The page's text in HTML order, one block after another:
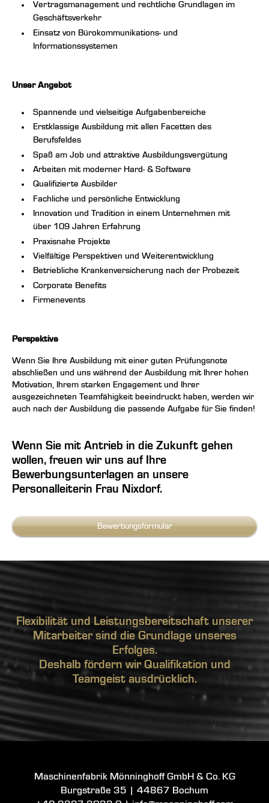
Vertragsmanagement und rechtliche Grundlagen im
Geschäftsverkehr
Einsatz von Bürokommunikations- und
Informationssystemen
Unser Angebot
Spannende und vielseitige Aufgabenbereiche
Erstklassige Ausbildung mit allen Facetten des
Berufsfeldes
Spaß am Job und attraktive Ausbildungsvergütung
Arbeiten mit moderner Hard- & Software
Qualifizierte Ausbilder
Fachliche und persönliche Entwicklung
Innovation und Tradition in einem Unternehmen mit
über 109 Jahren Erfahrung
Praxisnahe Projekte
Vielfältige Perspektiven und Weiterentwicklung
Betriebliche Krankenversicherung nach der Probezeit
Corporate Benefits
Firmenevents
Perspektive
Wenn Sie Ihre Ausbildung mit einer guten Prüfungsnote
abschließen und uns während der Ausbildung mit Ihrer hohen
Motivation, Ihrem starken Engagement und Ihrer
ausgezeichneten Teamfähigkeit beeindruckt haben, werden wir
auch nach der Ausbildung die passende Aufgabe für Sie finden!
Wenn Sie mit Antrieb in die Zukunft gehen
wollen, freuen wir uns auf Ihre
Bewerbungsunterlagen an unsere
Personalleiterin Frau Nixdorf.
Bewerbungsformular
Flexibilität und Leistungsbereitschaft unserer
Mitarbeiter sind die Grundlage unseres
Erfolges.
Deshalb fördern wir Qualifikation und
Teamgeist ausdrücklich.
Maschinenfabrik Mönninghoff GmbH & Co. KG
Burgstraße 35
44867 Bochum